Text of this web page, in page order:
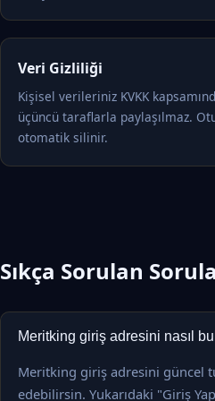
Veri Gizliliği
Kişisel verileriniz KVKK
üçüncü taraflarla paylaşılmaz.
otomatik silinir.
Sıkça Sorulan
Meritking giriş adresini nasıl
Meritking giriş adresini güncel
edebilirsin. Yukarıdaki "Giriş